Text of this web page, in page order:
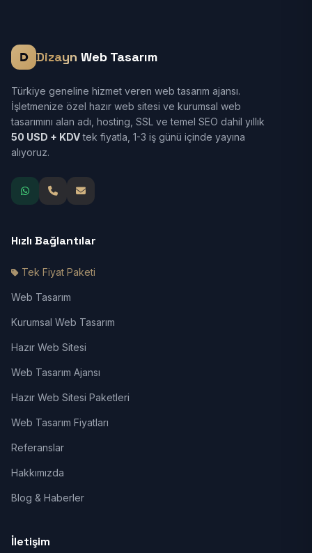
Dizayn Web Tasarım
Türkiye geneline hizmet veren web tasarım ajansı.
İşletmenize özel hazır web sitesi ve kurumsal web
tasarımını alan adı, hosting, SSL ve temel SEO dahil yıllık
50 USD + KDVtek fiyatla, 1-3 iş günü içinde yayına
alıyoruz.
Hızlı Bağlantılar
Tek Fiyat Paketi
Web Tasarım
Kurumsal Web Tasarım
Hazır Web Sitesi
Web Tasarım Ajansı
Hazır Web Sitesi Paketleri
Web Tasarım Fiyatları
Referanslar
Hakkımızda
Blog & Haberler
İletişim